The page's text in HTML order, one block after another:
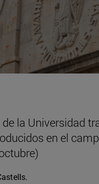
la Universidad
en el